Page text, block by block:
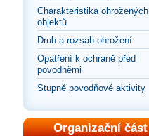
Charakteristika ohrožených
objektů
Druh a rozsah ohrožení
Opatření k ochraně před
povodněmi
Stupně povodňové aktivity
Organizační část